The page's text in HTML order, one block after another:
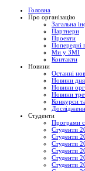
Головна
Про організацію
Загальна
Партнери
Проекти
Попередні
Ми у ЗМІ
Контакти
Новини
Останні
Новини дня
Новини
Новини
Конкурси
Студенти
Програми
Студенти
Студенти
Студенти
Студенти
Студенти
Студенти